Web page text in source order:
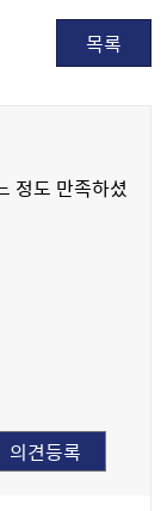
목록
정도 만족하셨